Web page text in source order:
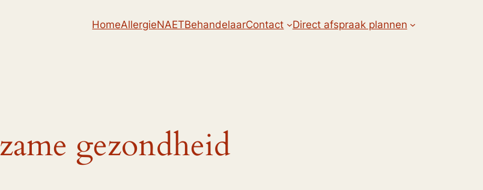
HomeAllergieNAETBehandelaarContact Direct afspraak plannen
gezondheid